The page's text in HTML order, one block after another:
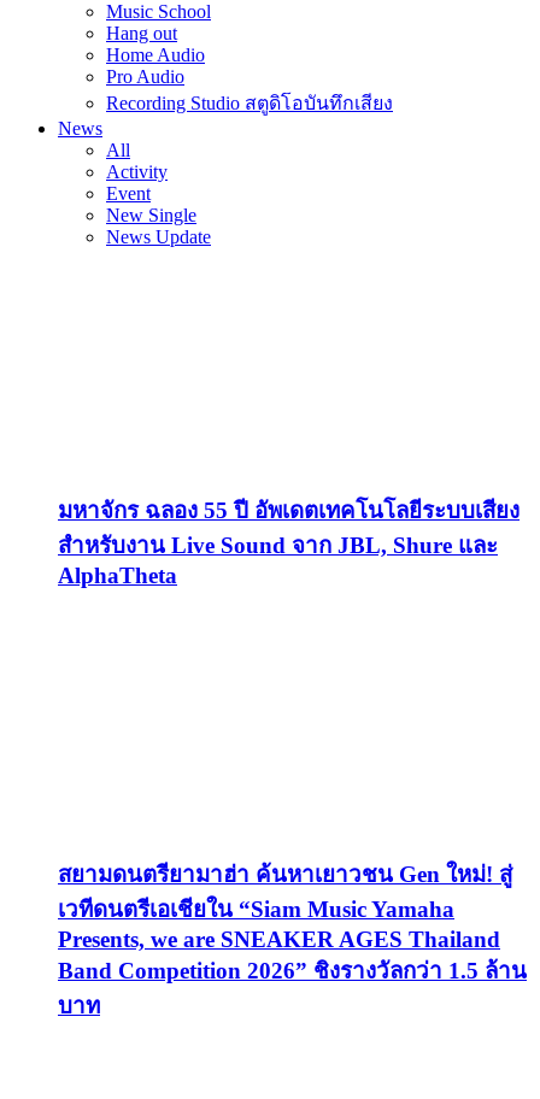
Music School
Hang out
Home Audio
Pro Audio
Recording Studio สตูดิโอบันทึกเสียง
News
All
Activity
Event
New Single
News Update
มหาจักร ฉลอง 55 ปี อัพเดตเทคโนโลยีระบบเสียง
สำหรับงาน Live Sound จาก JBL, Shure และ
AlphaTheta
สยามดนตรียามาฮ่า ค้นหาเยาวชน Gen ใหม่! สู่
เวทีดนตรีเอเชียใน “Siam Music Yamaha
Presents, we are SNEAKER AGES Thailand
Band Competition 2026” ชิงรางวัลกว่า 1.5 ล้าน
บาท